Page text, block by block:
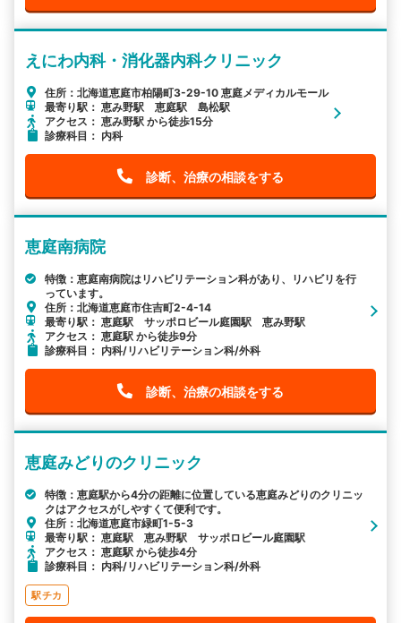
えにわ内科・消化器内科クリニック
住所：北海道恵庭市柏陽町3-29-10 恵庭メディカルモール
最寄り駅： 恵み野駅 恵庭駅 島松駅
アクセス： 恵み野駅 から徒歩15分
診療科目： 内科
診断、治療の相談をする
恵庭南病院
特徴：恵庭南病院はリハビリテーション科があり、リハビリを行
っています。
住所：北海道恵庭市住吉町2-4-14
最寄り駅： 恵庭駅 サッポロビール庭園駅 恵み野駅
アクセス： 恵庭駅 から徒歩9分
診療科目： 内科/リハビリテーション科/外科
診断、治療の相談をする
恵庭みどりのクリニック
特徴：恵庭駅から4分の距離に位置している恵庭みどりのクリニッ
クはアクセスがしやすくて便利です。
住所：北海道恵庭市緑町1-5-3
最寄り駅： 恵庭駅 恵み野駅 サッポロビール庭園駅
アクセス： 恵庭駅 から徒歩4分
診療科目： 内科/リハビリテーション科/外科
駅チカ